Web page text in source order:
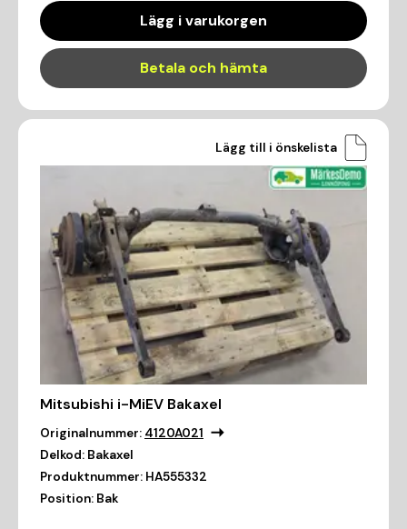
Lägg i varukorgen
Betala och hämta
Lägg till i önskelista
Mitsubishi i-MiEV Bakaxel
Originalnummer: 4120A021
Delkod: Bakaxel
Produktnummer: HA555332
Position: Bak